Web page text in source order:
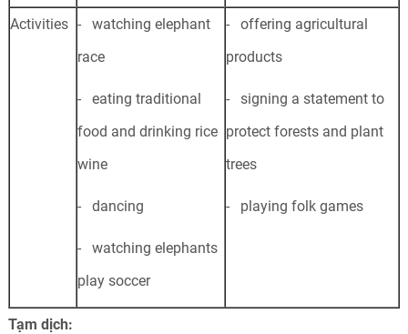
Activities - watching elephant
race
- eating traditional
food and drinking rice
wine
- dancing
- watching elephants
play soccer
- offering agricultural
products
- signing a statement to
protect forests and plant
trees
- playing folk games
Tạm dịch: